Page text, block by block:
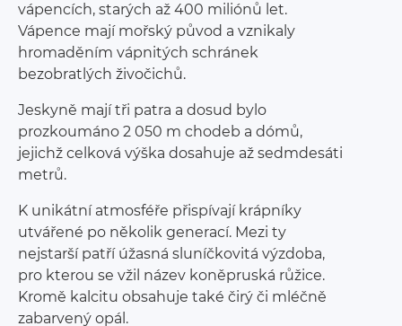
vápencích, starých až 400 miliónů let.
Vápence mají mořský původ a vznikaly
hromaděním vápnitých schránek
bezobratlých živočichů.
Jeskyně mají tři patra a dosud bylo
prozkoumáno 2 050 m chodeb a dómů,
jejichž celková výška dosahuje až sedmdesáti
metrů.
K unikátní atmosféře přispívají krápníky
utvářené po několik generací. Mezi ty
nejstarší patří úžasná sluníčkovitá výzdoba,
pro kterou se vžil název koněpruská růžice.
Kromě kalcitu obsahuje také čirý či mléčně
zabarvený opál.